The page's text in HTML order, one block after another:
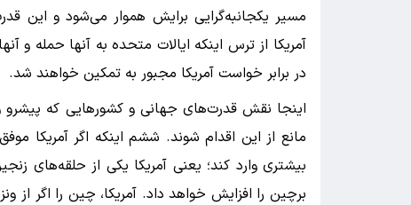
مسیر یکجانبه‌گرایی برایش هموار می‌شود و این
آمریکا از ترس اینکه ایالات متحده به آنها حمله و
در برابر خواست آمریکا مجبور به تمکین خواهند شد.
اینجا نقش قدرت‌های جهانی و کشورهایی که
مانع از این اقدام شوند. ششم اینکه اگر آمریکا
بیشتری وارد کند؛ یعنی آمریکا یکی از حلقه‌های
برچین را افزایش خواهد داد. آمریکا، چین را اگر از